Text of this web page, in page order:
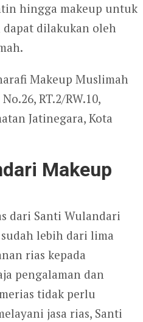
hingga makeup untuk
dilakukan oleh
Makeup Muslimah
RT.2/RW.10,
Jatinegara, Kota
Makeup
dari Santi Wulandari
lebih dari lima
rias kepada
pengalaman dan
tidak perlu
jasa rias, Santi